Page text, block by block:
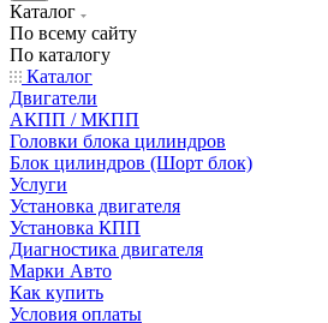
Каталог
По всему сайту
По каталогу
Каталог
Двигатели
АКПП / МКПП
Головки блока цилиндров
Блок цилиндров (Шорт блок)
Услуги
Установка двигателя
Установка КПП
Диагностика двигателя
Марки Авто
Как купить
Условия оплаты